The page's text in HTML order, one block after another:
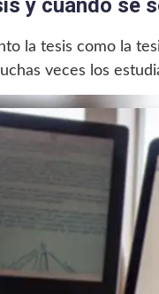
y cuándo se
la tesis como la
veces los